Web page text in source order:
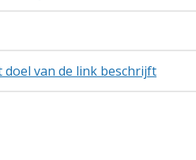
van de link beschrijft